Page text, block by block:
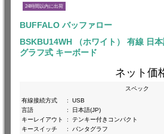
24時間以内に出荷
BUFFALO バッファロー
BSKBU14WH （ホワイト） 有線 日
グラフ式 キーボード
ネット価
スペック
有線接続方式
:
USB
言語
:
日本語(JP)
キーレイアウト
:
テンキー付きコンパクト
キースイッチ
:
パンタグラフ